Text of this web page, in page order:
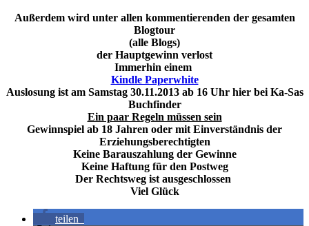
Außerdem wird unter allen kommentierenden der gesamten
Blogtour
(alle Blogs)
der Hauptgewinn verlost
Immerhin einem
Kindle Paperwhite
Auslosung ist am Samstag 30.11.2013 ab 16 Uhr hier bei Ka-Sas
Buchfinder
Ein paar Regeln müssen sein
Gewinnspiel ab 18 Jahren oder mit Einverständnis der
Erziehungsberechtigten
Keine Barauszahlung der Gewinne
Keine Haftung für den Postweg
Der Rechtsweg ist ausgeschlossen
Viel Glück
teilen